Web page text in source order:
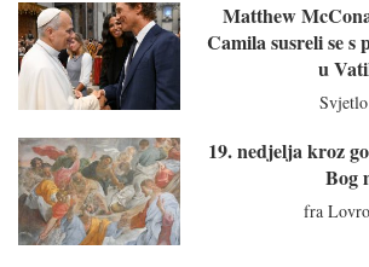
Matthew
Camila susreli se s
u
19. nedjelja kroz
Bog
fra